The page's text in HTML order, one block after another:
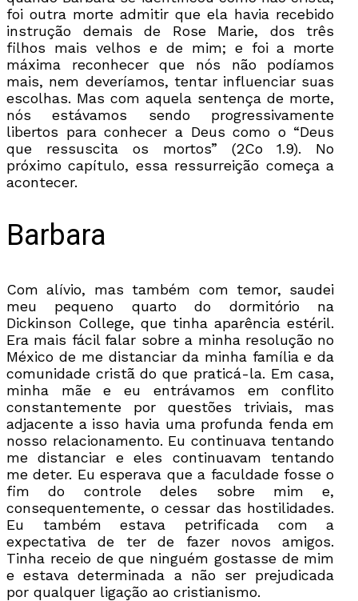
foi outra morte admitir que ela havia recebido
instrução demais de Rose Marie, dos três
filhos mais velhos e de mim; e foi a morte
máxima reconhecer que nós não podíamos
mais, nem deveríamos, tentar influenciar suas
escolhas. Mas com aquela sentença de morte,
nós estávamos sendo progressivamente
libertos para conhecer a Deus como o “Deus
que ressuscita os mortos” (2Co 1.9). No
próximo capítulo, essa ressurreição começa a
acontecer.
Barbara
Com alívio, mas também com temor, saudei
meu pequeno quarto do dormitório na
Dickinson College, que tinha aparência estéril.
Era mais fácil falar sobre a minha resolução no
México de me distanciar da minha família e da
comunidade cristã do que praticá-la. Em casa,
minha mãe e eu entrávamos em conflito
constantemente por questões triviais, mas
adjacente a isso havia uma profunda fenda em
nosso relacionamento. Eu continuava tentando
me distanciar e eles continuavam tentando
me deter. Eu esperava que a faculdade fosse o
fim do controle deles sobre mim e,
consequentemente, o cessar das hostilidades.
Eu também estava petrificada com a
expectativa de ter de fazer novos amigos.
Tinha receio de que ninguém gostasse de mim
e estava determinada a não ser prejudicada
por qualquer ligação ao cristianismo.